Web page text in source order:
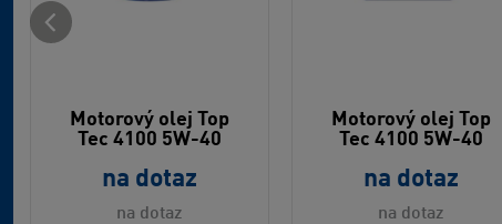
Motorový olej Top
Tec 4100 5W-40
na dotaz
na dotaz
Motorový olej Top
Tec 4100 5W-40
na dotaz
na dotaz